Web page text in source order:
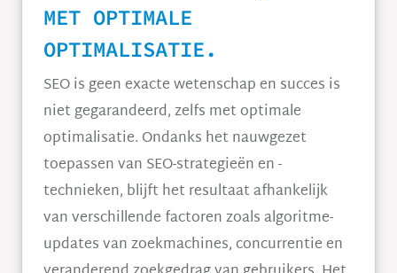
MET OPTIMALE
OPTIMALISATIE.
SEO is geen exacte wetenschap en succes is
niet gegarandeerd, zelfs met optimale
optimalisatie. Ondanks het nauwgezet
toepassen van SEO-strategieën en -
technieken, blijft het resultaat afhankelijk
van verschillende factoren zoals algoritme-
updates van zoekmachines, concurrentie en